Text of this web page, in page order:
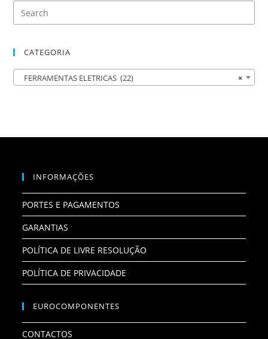
CATEGORIA
×
FERRAMENTAS ELETRICAS (22)
INFORMAÇÕES
PORTES E PAGAMENTOS
GARANTIAS
POLÍTICA DE LIVRE RESOLUÇÃO
POLÍTICA DE PRIVACIDADE
EUROCOMPONENTES
CONTACTOS